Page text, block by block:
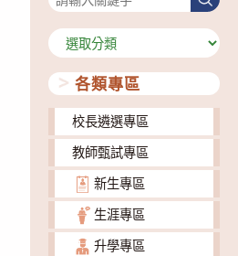
尋
分
類
各類專區
校長遴選專區
教師甄試專區
新生專區
生涯專區
升學專區